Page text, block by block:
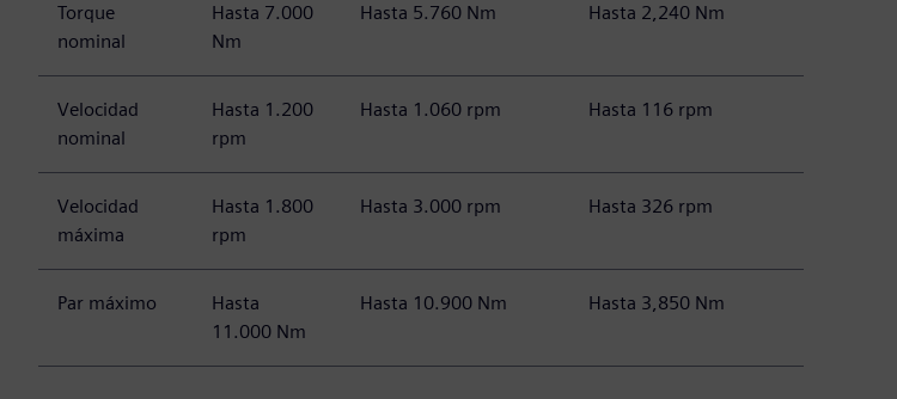
Torque
nominal
Hasta 7.000
Nm
Hasta 5.760 Nm Hasta 2,240 Nm
Velocidad
nominal
Hasta 1.200
rpm
Hasta 1.060 rpm Hasta 116 rpm
Velocidad
máxima
Hasta 1.800
rpm
Hasta 3.000 rpm Hasta 326 rpm
Par máximo
Hasta
11.000 Nm
Hasta 10.900 Nm Hasta 3,850 Nm